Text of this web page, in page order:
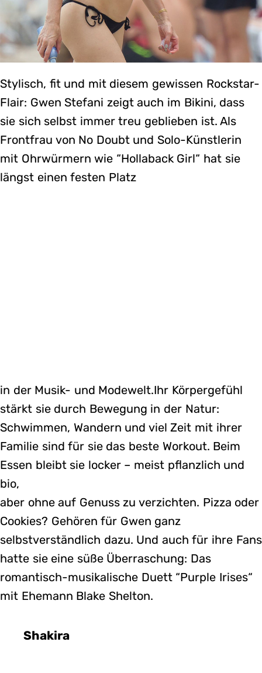
Stylisch, fit und mit diesem gewissen Rockstar-
Flair: Gwen Stefani zeigt auch im Bikini, dass
sie sich selbst immer treu geblieben ist. Als
Frontfrau von No Doubt und Solo-Künstlerin
mit Ohrwürmern wie “Hollaback Girl“ hat sie
längst einen festen Platz
in der Musik- und Modewelt.Ihr Körpergefühl
stärkt sie durch Bewegung in der Natur:
Schwimmen, Wandern und viel Zeit mit ihrer
Familie sind für sie das beste Workout. Beim
Essen bleibt sie locker – meist pflanzlich und
bio,
aber ohne auf Genuss zu verzichten. Pizza oder
Cookies? Gehören für Gwen ganz
selbstverständlich dazu. Und auch für ihre Fans
hatte sie eine süße Überraschung: Das
romantisch-musikalische Duett “Purple Irises“
mit Ehemann Blake Shelton.
Shakira